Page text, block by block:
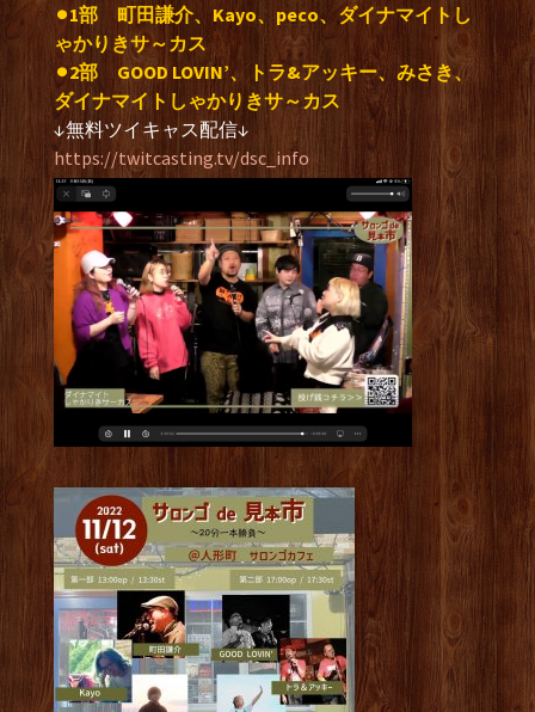
⚫︎1部 町田謙介、Kayo、peco、ダイナマイトし
ゃかりきサ～カス
⚫︎2部 GOOD LOVIN’、トラ&アッキー、みさき、
ダイナマイトしゃかりきサ～カス
↓無料ツイキャス配信↓
https://twitcasting.tv/dsc_info